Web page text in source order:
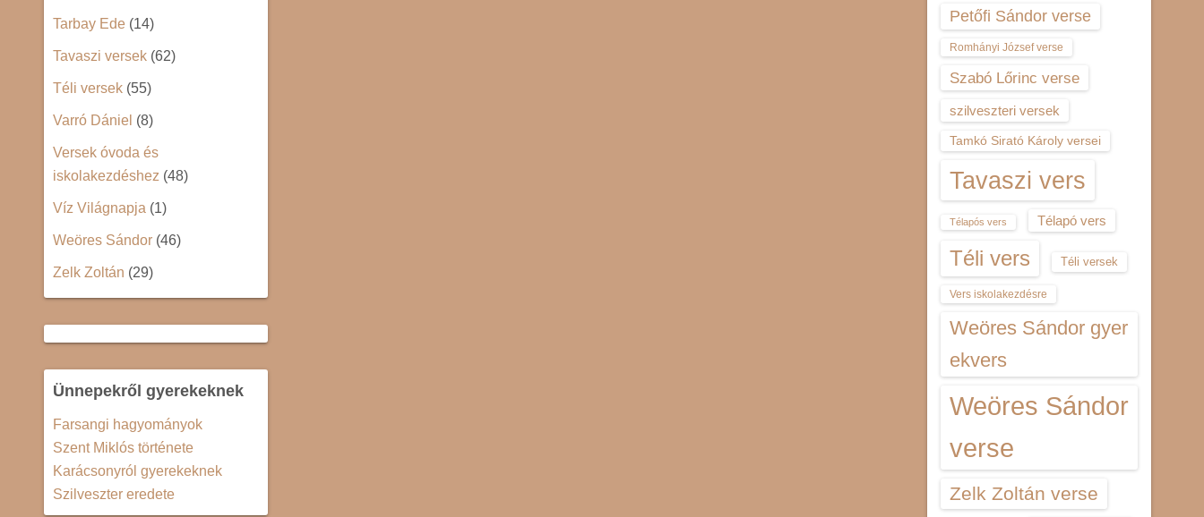
Tarbay Ede (14)
Tavaszi versek (62)
Téli versek (55)
Varró Dániel (8)
Versek óvoda és
iskolakezdéshez (48)
Víz Világnapja (1)
Weöres Sándor (46)
Zelk Zoltán (29)
Ünnepekről gyerekeknek
Farsangi hagyományok
Szent Miklós története
Karácsonyról gyerekeknek
Szilveszter eredete
Petőfi Sándor verse
Romhányi József verse
Szabó Lőrinc verse
szilveszteri versek
Tamkó Sirató Károly versei
Tavaszi vers
Télapós vers Télapó vers
Téli vers Téli versek
Vers iskolakezdésre
Weöres Sándor gyer
ekvers
Weöres Sándor
verse
Zelk Zoltán verse